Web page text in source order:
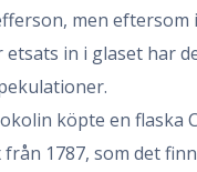
men eftersom
etsats in i glaset har
köpte en flaska
1787, som det